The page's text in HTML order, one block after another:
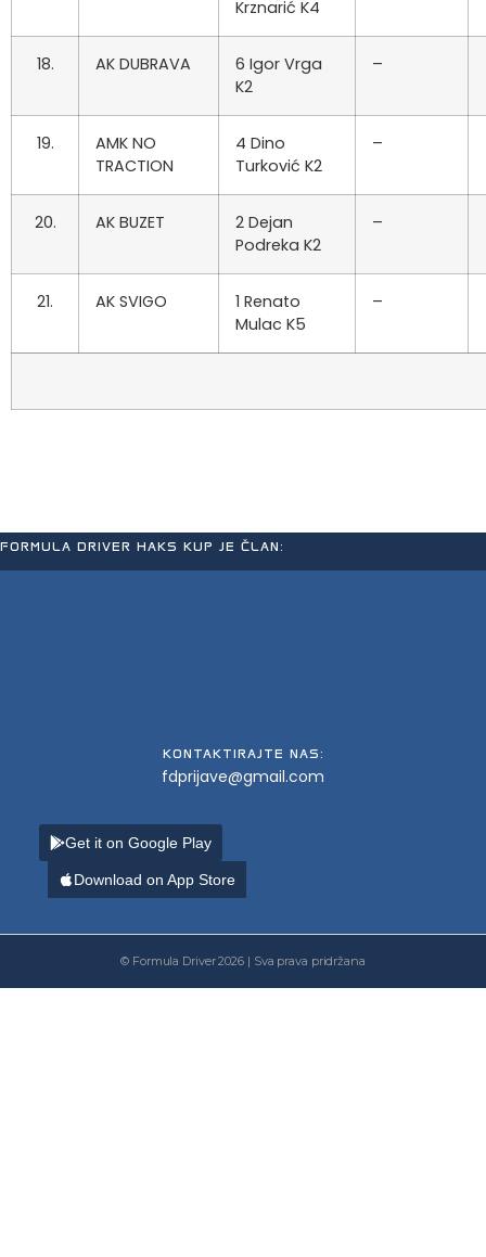
Krznarić K4
18. AK DUBRAVA
6 Igor Vrga
K2
–
19.
AMK NO
TRACTION
4 Dino
Turković K2
–
20. AK BUZET
2 Dejan
Podreka K2
–
21. AK SVIGO
1 Renato
Mulac K5
–
FORMULA DRIVER HAKS KUP JE ČLAN:
KONTAKTIRAJTE NAS:
fdprijave@gmail.com
Get it on Google Play
Download on App Store
© Formula Driver 2026 | Sva prava pridržana